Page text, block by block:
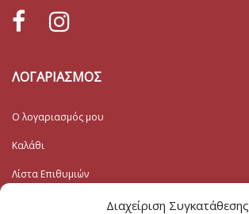
Διαχείριση Συγκατάθεσης
ΛΟΓΑΡΙΑΣΜΟΣ
Ο λογαριασμός μου
Καλάθι
Λίστα Επιθυμιών